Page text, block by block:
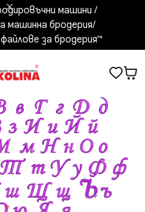
машини /
машинна бродерия/
за бродерия™️